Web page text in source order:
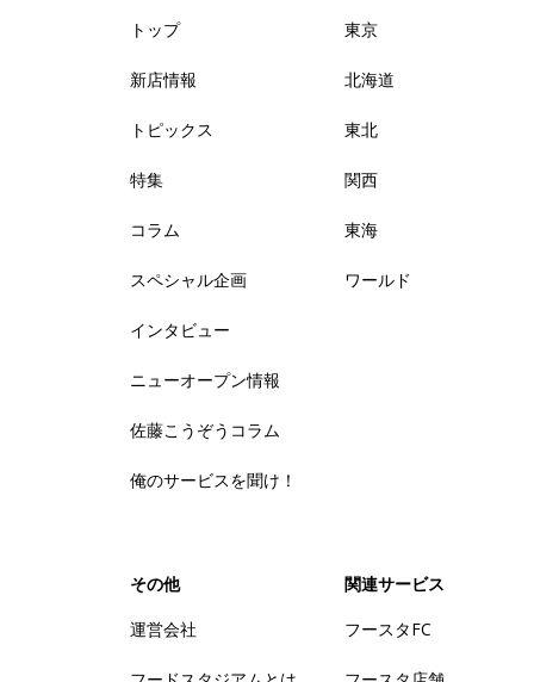
トップ
新店情報
トピックス
特集
コラム
スペシャル企画
インタビュー
ニューオープン情報
佐藤こうぞうコラム
俺のサービスを聞け！
東京
北海道
東北
関西
東海
ワールド
その他
運営会社
関連サービス
フースタFC